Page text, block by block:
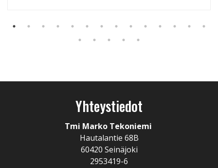
Yhteystiedot
Tmi Marko Tekoniemi
Hautalantie 68B
60420 Seinäjoki
2953419-6